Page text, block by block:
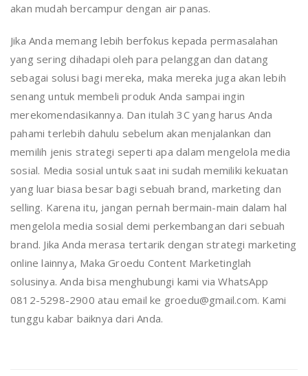
akan mudah bercampur dengan air panas.
Jika Anda memang lebih berfokus kepada permasalahan
yang sering dihadapi oleh para pelanggan dan datang
sebagai solusi bagi mereka, maka mereka juga akan lebih
senang untuk membeli produk Anda sampai ingin
merekomendasikannya. Dan itulah 3C yang harus Anda
pahami terlebih dahulu sebelum akan menjalankan dan
memilih jenis strategi seperti apa dalam mengelola media
sosial. Media sosial untuk saat ini sudah memiliki kekuatan
yang luar biasa besar bagi sebuah brand, marketing dan
selling. Karena itu, jangan pernah bermain-main dalam hal
mengelola media sosial demi perkembangan dari sebuah
brand. Jika Anda merasa tertarik dengan strategi marketing
online lainnya, Maka Groedu Content Marketinglah
solusinya. Anda bisa menghubungi kami via WhatsApp
0812-5298-2900 atau email ke groedu@gmail.com. Kami
tunggu kabar baiknya dari Anda.